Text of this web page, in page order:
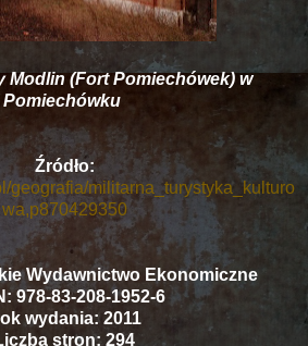
Modlin (Fort Pomiechówek) w
Pomiechówku
Źródło:
geografia/militarna_turystyka_kulturo
wa,p870429350
Wydawnictwo Ekonomiczne
978-83-208-1952-6
wydania: 2011
stron: 294